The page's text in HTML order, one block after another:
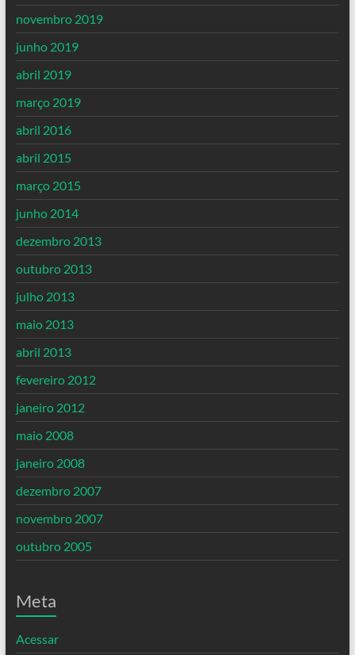
novembro 2019
junho 2019
abril 2019
março 2019
abril 2016
abril 2015
março 2015
junho 2014
dezembro 2013
outubro 2013
julho 2013
maio 2013
abril 2013
fevereiro 2012
janeiro 2012
maio 2008
janeiro 2008
dezembro 2007
novembro 2007
outubro 2005
Meta
Acessar